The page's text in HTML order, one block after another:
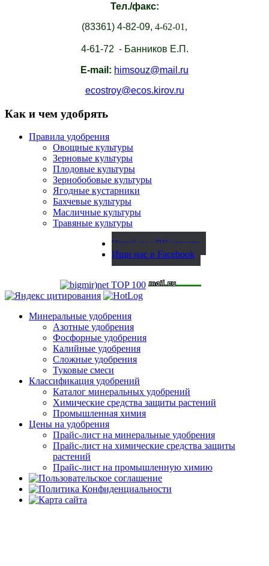
Тел./факс:
(83361) 4-82-09, 4-62-01,
4-61-72 - Банников Е.П.
E-mail: himsouz@mail.ru
ecostroy@ecos.kirov.ru
Как и чем удобрять
Правила удобрения
Овощные культуры
Зерновые культуры
Плодовые культуры
Зернобобовые культуры
Ягодные кустарники
Бахчевые культуры
Масличные культуры
Травяные культуры
Читай нас ВКонтакте
Ищи нас в Facebook
Минеральные удобрения
Азотные удобрения
Фосфорные удобрения
Калийные удобрения
Сложные удобрения
Туковые смеси
Классификация удобрений
Каталог минеральных удобрений
Химические средства защиты растений
Промышленная химия
Цены на удобрения
Прайс-лист на минеральные удобрения
Прайс-лист на химические средства защиты
растений
Прайс-лист на промышленную химию